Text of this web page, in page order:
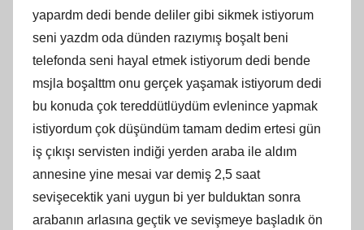
yapardm dedi bende deliler gibi sikmek istiyorum
seni yazdm oda dünden razıymış boşalt beni
telefonda seni hayal etmek istiyorum dedi bende
msjla boşalttm onu gerçek yaşamak istiyorum dedi
bu konuda çok tereddütlüydüm evlenince yapmak
istiyordum çok düşündüm tamam dedim ertesi gün
iş çıkışı servisten indiği yerden araba ile aldım
annesine yine mesai var demiş 2,5 saat
sevişecektik yani uygun bi yer bulduktan sonra
arabanın arlasına geçtik ve sevişmeye başladık ön